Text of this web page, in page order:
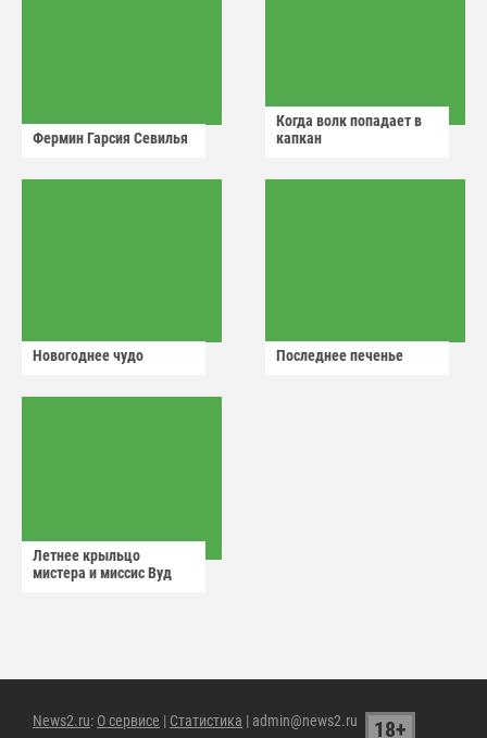
Фермин Гарсия Севилья
Когда волк попадает в
капкан
Новогоднее чудо Последнее печенье
Летнее крыльцо
мистера и миссис Вуд
News2.ru: О сервисе | Статистика | admin@news2.ru 18+